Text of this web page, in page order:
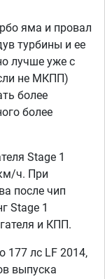
яма и провал
турбины и ее
лучше уже с
не МКПП)
более
более
Stage 1
ч. При
после чип
Stage 1
и КПП.
177 лс LF 2014,
выпуска